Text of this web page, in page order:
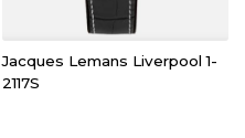
Jacques Lemans Liverpool 1-
2117S